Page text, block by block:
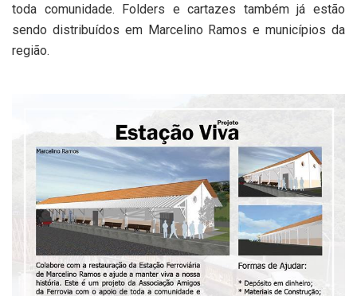
toda comunidade. Folders e cartazes também já estão
sendo distribuídos em Marcelino Ramos e municípios da
região.